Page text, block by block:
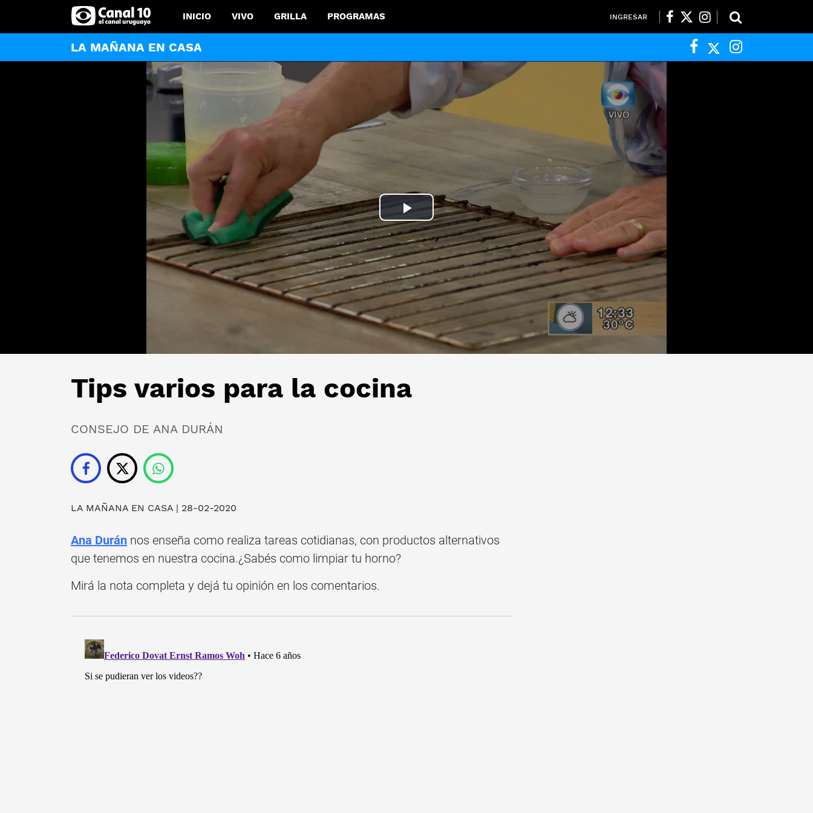
INICIO VIVO GRILLA PROGRAMAS INGRESAR
LA MAÑANA EN CASA
Play
Video
Tips varios para la cocina
CONSEJO DE ANA DURÁN
LA MAÑANA EN CASA | 28-02-2020
Ana Durán nos enseña como realiza tareas cotidianas, con productos alternativos
que tenemos en nuestra cocina.¿Sabés como limpiar tu horno?
Mirá la nota completa y dejá tu opinión en los comentarios.